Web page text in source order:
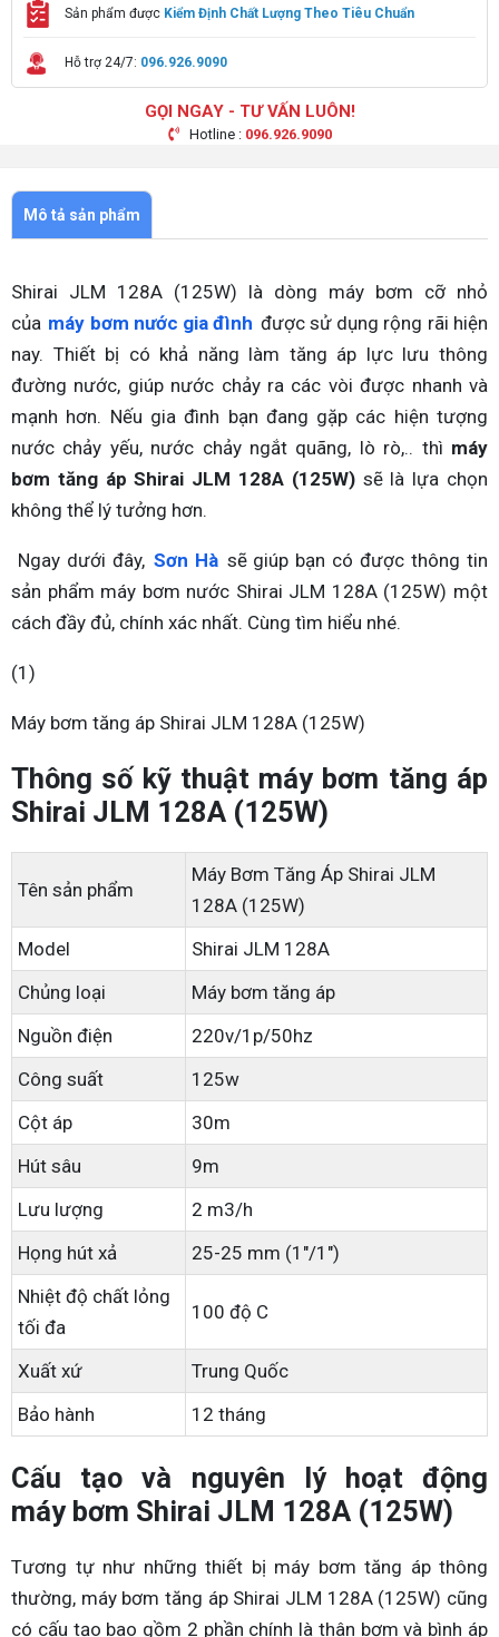
Sản phẩm được Kiểm Định Chất Lượng Theo Tiêu Chuẩn
Hỗ trợ 24/7: 096.926.9090
GỌI NGAY - TƯ VẤN LUÔN!
Hotline : 096.926.9090
Mô tả sản phẩm
Shirai JLM 128A (125W) là dòng máy bơm cỡ nhỏ
của máy bơm nước gia đình được sử dụng rộng rãi hiện
nay. Thiết bị có khả năng làm tăng áp lực lưu thông
đường nước, giúp nước chảy ra các vòi được nhanh và
mạnh hơn. Nếu gia đình bạn đang gặp các hiện tượng
nước chảy yếu, nước chảy ngắt quãng, lò rò,.. thì máy
bơm tăng áp Shirai JLM 128A (125W)sẽ là lựa chọn
không thể lý tưởng hơn.
Ngay dưới đây, Sơn Hà sẽ giúp bạn có được thông tin
sản phẩm máy bơm nước Shirai JLM 128A (125W) một
cách đầy đủ, chính xác nhất. Cùng tìm hiểu nhé.
(1)
Máy bơm tăng áp Shirai JLM 128A (125W)
Thông số kỹ thuật máy bơm tăng áp
Shirai JLM 128A (125W)
Tên sản phẩm
Máy Bơm Tăng Áp Shirai JLM
128A (125W)
Model
Shirai JLM 128A
Chủng loại
Máy bơm tăng áp
Nguồn điện
220v/1p/50hz
Công suất
125w
Cột áp
30m
Hút sâu
9m
Lưu lượng
2 m3/h
Họng hút xả
25-25 mm (1"/1")
Nhiệt độ chất lỏng
tối đa
100 độ C
Xuất xứ
Trung Quốc
Bảo hành
12 tháng
Cấu tạo và nguyên lý hoạt động
máy bơm Shirai JLM 128A (125W)
Tương tự như những thiết bị máy bơm tăng áp thông
thường, máy bơm tăng áp Shirai JLM 128A (125W) cũng
có cấu tạo bao gồm 2 phần chính là thân bơm và bình áp